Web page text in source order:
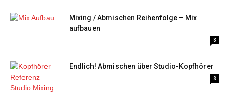
Mixing / Abmischen Reihenfolge – Mix
aufbauen
8
Endlich! Abmischen über Studio-Kopfhörer
8